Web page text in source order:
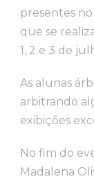
presentes
que se
1, 2 e 3 de
As alunas
arbitrando
exibições
No fim do
Madalena